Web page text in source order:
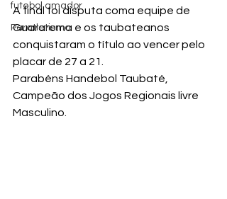
futebol amador
Paratletismo
A final foi disputa coma equipe de
Guararema e os taubateanos
conquistaram o título ao vencer pelo
placar de 27 a 21.
Parabéns Handebol Taubaté,
Campeão dos Jogos Regionais livre
Masculino.